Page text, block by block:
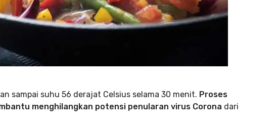
sampai suhu 56 derajat Celsius selama 30 menit. Proses
menghilangkan potensi penularan virus Corona dari